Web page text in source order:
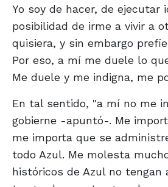
Yo soy de hacer, de ejecutar
posibilidad de irme a vivir a
quisiera, y sin embargo
Por eso, a mí me duele lo
Me duele y me indigna, me
En tal sentido, "a mí no me
gobierne -apuntó-. Me
me importa que se
todo Azul. Me molesta
históricos de Azul no tengan